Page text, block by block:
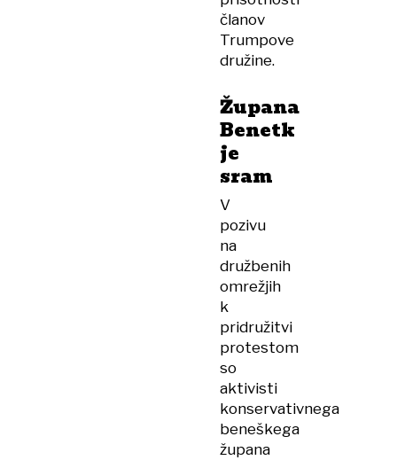
članov
Trumpove
družine.
Župana
Benetk
je
sram
V
pozivu
na
družbenih
omrežjih
k
pridružitvi
protestom
so
aktivisti
konservativnega
beneškega
župana